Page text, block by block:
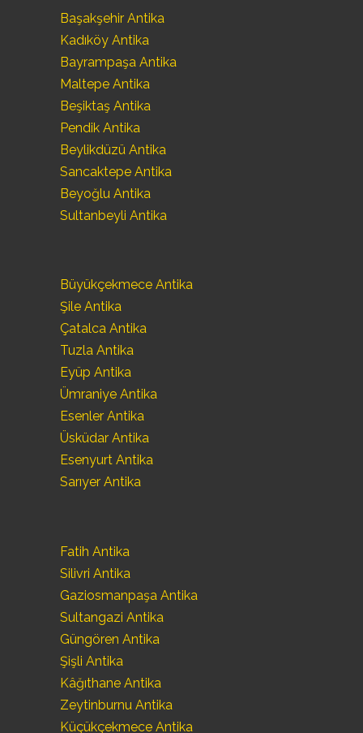
Başakşehir Antika
Kadıköy Antika
Bayrampaşa Antika
Maltepe Antika
Beşiktaş Antika
Pendik Antika
Beylikdüzü Antika
Sancaktepe Antika
Beyoğlu Antika
Sultanbeyli Antika
Büyükçekmece Antika
Şile Antika
Çatalca Antika
Tuzla Antika
Eyüp Antika
Ümraniye Antika
Esenler Antika
Üsküdar Antika
Esenyurt Antika
Sarıyer Antika
Fatih Antika
Silivri Antika
Gaziosmanpaşa Antika
Sultangazi Antika
Güngören Antika
Şişli Antika
Kâğıthane Antika
Zeytinburnu Antika
Küçükçekmece Antika